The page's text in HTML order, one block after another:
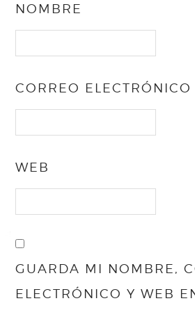
NOMBRE
CORREO ELECTRÓNICO
WEB
GUARDA MI NOMBRE,
ELECTRÓNICO Y WEB